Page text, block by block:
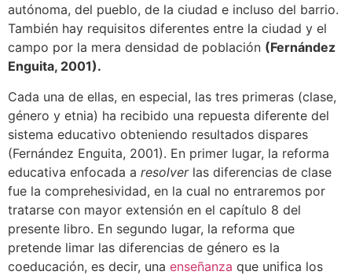
autónoma, del pueblo, de la ciudad e incluso del barrio.
También hay requisitos diferentes entre la ciudad y el
campo por la mera densidad de población (Fernández
Enguita, 2001).
Cada una de ellas, en especial, las tres primeras (clase,
género y etnia) ha recibido una repuesta diferente del
sistema educativo obteniendo resultados dispares
(Fernández Enguita, 2001). En primer lugar, la reforma
educativa enfocada a resolverlas diferencias de clase
fue la comprehesividad, en la cual no entraremos por
tratarse con mayor extensión en el capítulo 8 del
presente libro. En segundo lugar, la reforma que
pretende limar las diferencias de género es la
coeducación, es decir, una enseñanza que unifica los